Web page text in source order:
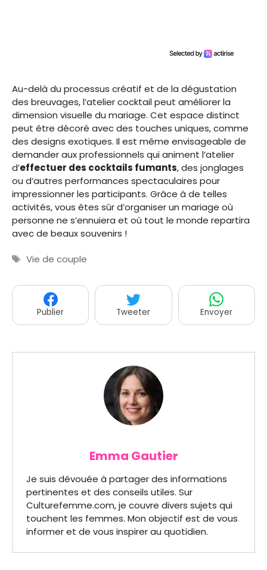
Au-delà du processus créatif et de la dégustation
des breuvages, l’atelier cocktail peut améliorer la
dimension visuelle du mariage. Cet espace distinct
peut être décoré avec des touches uniques, comme
des designs exotiques. Il est même envisageable de
demander aux professionnels qui animent l’atelier
d’effectuer des cocktails fumants, des jonglages
ou d’autres performances spectaculaires pour
impressionner les participants. Grâce à de telles
activités, vous êtes sûr d’organiser un mariage où
personne ne s’ennuiera et où tout le monde repartira
avec de beaux souvenirs !
Étiquettes
Vie de couple
Publier Tweeter Envoyer
Emma Gautier
Je suis dévouée à partager des informations
pertinentes et des conseils utiles. Sur
Culturefemme.com, je couvre divers sujets qui
touchent les femmes. Mon objectif est de vous
informer et de vous inspirer au quotidien.